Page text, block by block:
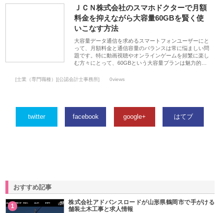
ＪＣＮ株式会社のスマホドクターで月額
料金を抑えながら大容量60GBを賢く使
いこなす方法
大容量データ通信を求めるスマートフォンユーザーにと
って、月額料金と通信容量のバランスは常に悩ましい問
題です。特に動画視聴やオンラインゲームを頻繁に楽し
む方々にとって、60GBという大容量プランは魅力的…
[士業（専門職種）][公認会計士事務所] 0views
twitter facebook google+ はてブ
おすすめ記事
1
株式会社アドバンスロードが山形県鶴岡市で手がける
舗装土木工事と求人情報